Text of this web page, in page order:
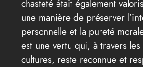
chasteté était également
une manière de préserver
personnelle et la pureté
est une vertu qui, à travers
cultures, reste reconnue et